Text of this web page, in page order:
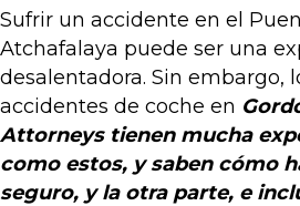
Sufrir un accidente en el
Atchafalaya puede ser una
desalentadora. Sin embargo,
accidentes de coche en
Attorneys tienen mucha
como estos, y saben cómo
seguro, y la otra parte, e